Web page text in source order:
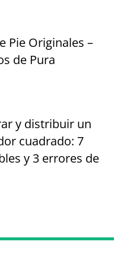
Pie Originales –
de Pura
y distribuir un
cuadrado: 7
y 3 errores de